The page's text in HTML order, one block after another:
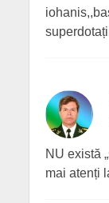
NU există
mai atenți